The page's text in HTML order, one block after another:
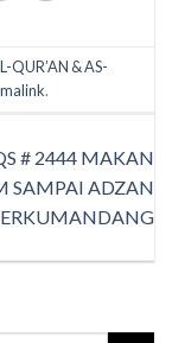
QUR’AN & AS-
.
# 2444 MAKAN
SAMPAI ADZAN